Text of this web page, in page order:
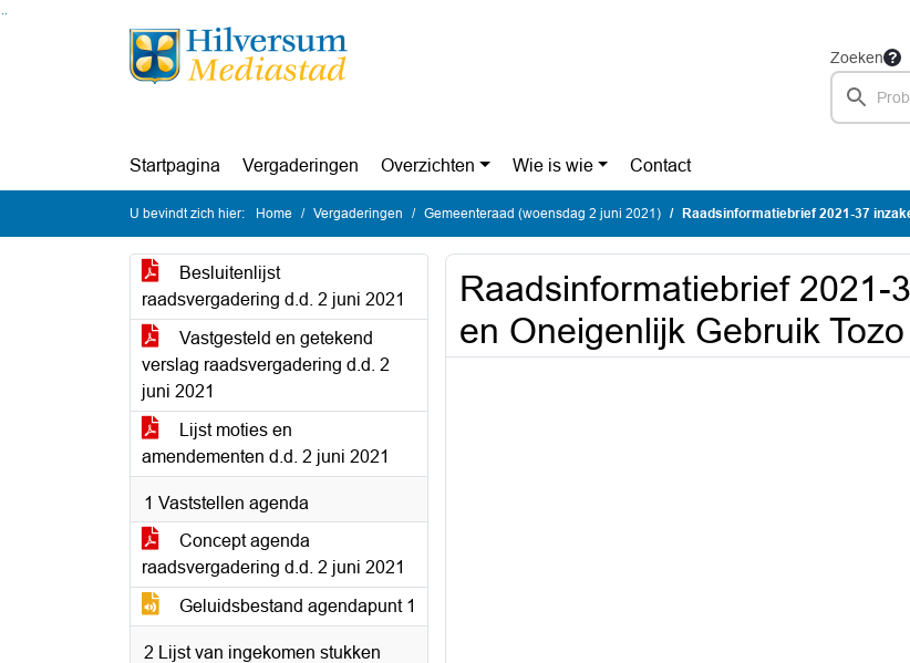
Ga naar de inhoud van deze pagina
Ga naar het zoeken
Ga naar het menu
Zoeken
Startpagina Vergaderingen Overzichten Wie is wie Contact
U bevindt zich hier: Home Vergaderingen Gemeenteraad (woensdag 2 juni 2021) Raadsinformatiebrief 2021-37 inzake Misbruik en
Besluitenlijst
raadsvergadering d.d. 2 juni 2021
Vastgesteld en getekend
verslag raadsvergadering d.d. 2
juni 2021
Lijst moties en
amendementen d.d. 2 juni 2021
1 Vaststellen agenda
Concept agenda
raadsvergadering d.d. 2 juni 2021
Geluidsbestand agendapunt 1
2 Lijst van ingekomen stukken
Raadsinformatiebrief 2021-
en Oneigenlijk Gebruik